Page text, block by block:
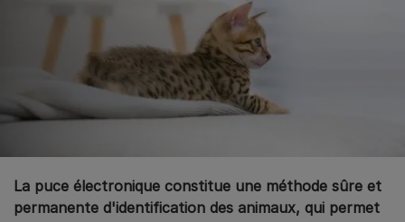
La puce électronique constitue une méthode sûre et
permanente d'identification des animaux, qui permet